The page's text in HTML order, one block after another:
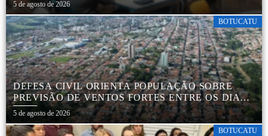
5 de agosto de 2026
BOTUCATU
DEFESA CIVIL ORIENTA POPULAÇÃO SOBRE
PREVISÃO DE VENTOS FORTES ENTRE OS DIAS 6
E 9 DE AGOSTO
5 de agosto de 2026
BOTUCATU